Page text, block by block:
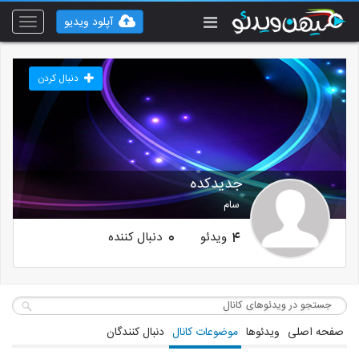
Toggle
آپلود ویدیو
جدیدکده
سام
دنبال کردن
4 ویدئو 0 دنبال کننده
صفحه اصلی ویدئوها موضوعات کانال دنبال کنندگان